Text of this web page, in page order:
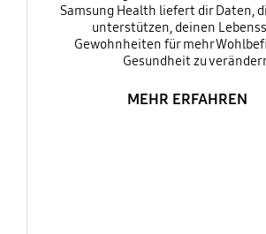
Samsung Health liefert dir Daten,
unterstützen, deinen
Gewohnheiten für mehr
Gesundheit zu
MEHR ERFAHREN